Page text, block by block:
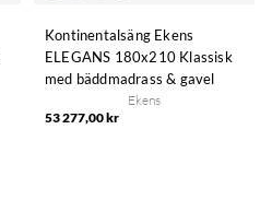
Kontinentalsäng Ekens
ELEGANS 180x210 Klassisk
med bäddmadrass & gavel
Ekens
53 277,00 kr